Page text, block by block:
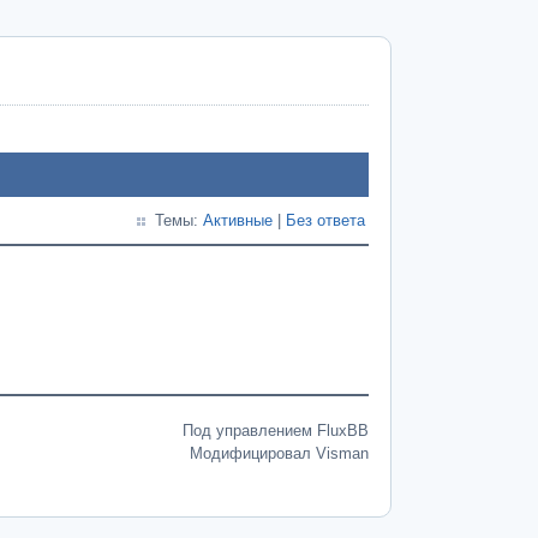
Темы: Активные Без ответа
Под управлением FluxBB
Модифицировал Visman